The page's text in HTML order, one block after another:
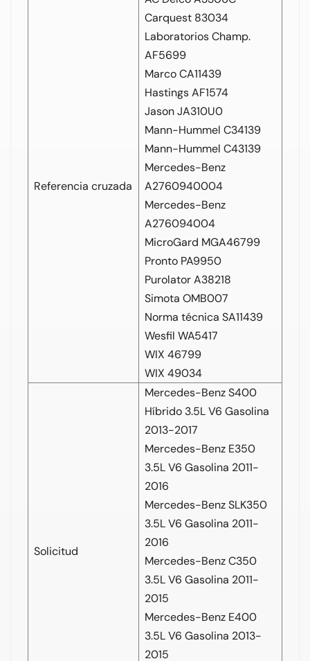
Referencia cruzada
Carquest 83034
Laboratorios Champ.
AF5699
Marco CA11439
Hastings AF1574
Jason JA310U0
Mann-Hummel C34139
Mann-Hummel C43139
Mercedes-Benz
A2760940004
Mercedes-Benz
A276094004
MicroGard MGA46799
Pronto PA9950
Purolator A38218
Simota OMB007
Norma técnica SA11439
Wesfil WA5417
WIX 46799
WIX 49034
Solicitud
Mercedes-Benz S400
Híbrido 3.5L V6 Gasolina
2013-2017
Mercedes-Benz E350
3.5L V6 Gasolina 2011-
2016
Mercedes-Benz SLK350
3.5L V6 Gasolina 2011-
2016
Mercedes-Benz C350
3.5L V6 Gasolina 2011-
2015
Mercedes-Benz E400
3.5L V6 Gasolina 2013-
2015